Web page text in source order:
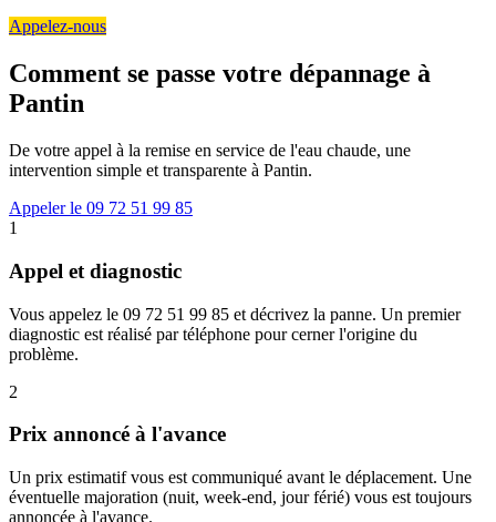
Appelez-nous
Comment se passe votre dépannage à
Pantin
De votre appel à la remise en service de l'eau chaude, une
intervention simple et transparente à Pantin.
Appeler le 09 72 51 99 85
1
Appel et diagnostic
Vous appelez le 09 72 51 99 85 et décrivez la panne. Un premier
diagnostic est réalisé par téléphone pour cerner l'origine du
problème.
2
Prix annoncé à l'avance
Un prix estimatif vous est communiqué avant le déplacement. Une
éventuelle majoration (nuit, week-end, jour férié) vous est toujours
annoncée à l'avance.